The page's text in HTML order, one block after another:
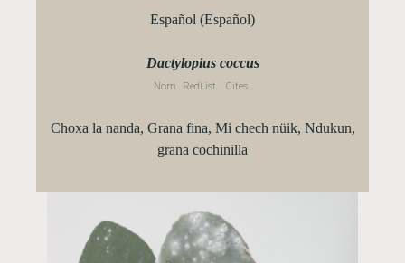
Español (Español)
Dactylopius coccus
Nom RedList Cites
Choxa la nanda, Grana fina, Mi chech nüik, Ndukun,
grana cochinilla